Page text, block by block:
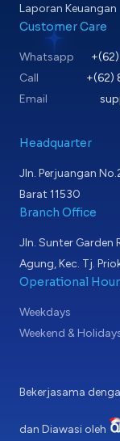
Laporan Keuangan
Customer Care
Whatsapp
Call
+(62)
Email
Headquarter
Jln. Perjuangan
Barat 11530
Branch Office
Jln. Sunter Garden
Agung, Kec. Tj.
Operational
Weekdays
Weekend &
Bekerjasama
dan Diawasi oleh